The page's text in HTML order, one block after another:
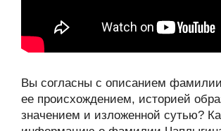
Вы согласны с описанием
ее происхождением, историей
значением и изложенной сутью?